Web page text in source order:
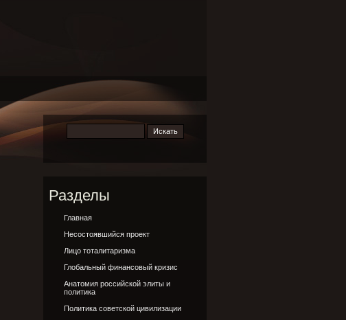
Разделы
Главная
Несостоявшийся проект
Лицо тоталитаризма
Глобальный финансовый кризис
Анатомия российской элиты и
политика
Политика советской цивилизации